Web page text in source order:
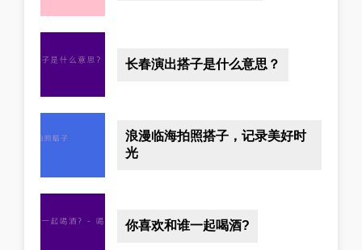
长春演出搭子是什么意思？
浪漫临海拍照搭子，记录美好时
光
你喜欢和谁一起喝酒?